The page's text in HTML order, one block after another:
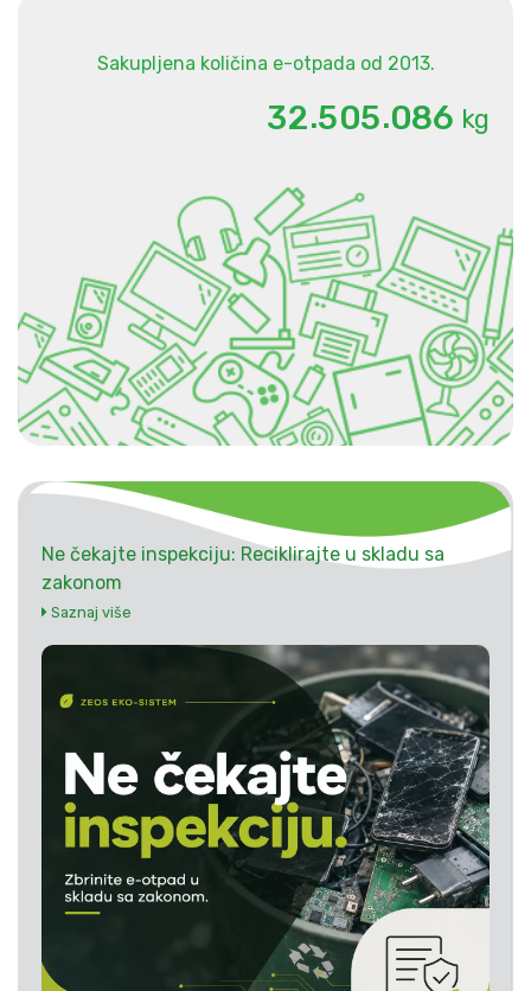
Sakupljena količina e-otpada od 2013.
32.505.086 kg
Ne čekajte inspekciju: Reciklirajte u skladu sa
zakonom
Saznaj više